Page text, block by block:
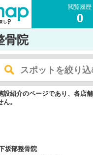
閲覧履歴
0
骨院
スポットを絞り込
紹介のページであり、各店
。
坂部整骨院